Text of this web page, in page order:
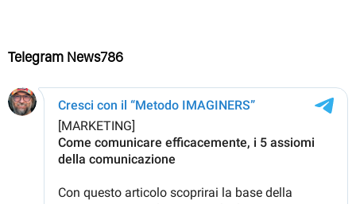
Telegram News786